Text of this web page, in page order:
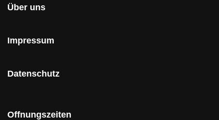
Über uns
Impressum
Datenschutz
Offnungszeiten